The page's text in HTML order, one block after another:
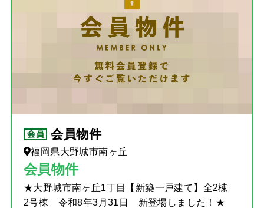
会員物件
福岡県大野城市南ヶ丘
会員物件
★大野城市南ヶ丘1丁目【新築一戸建て】全2棟
2号棟 令和8年3月31日 新登場しました！★